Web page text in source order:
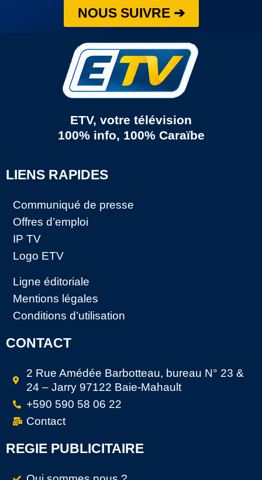
NOUS SUIVRE ➔
ETV, votre télévision
100% info, 100% Caraïbe
LIENS RAPIDES
Communiqué de presse
Offres d’emploi
IP TV
Logo ETV
Ligne éditoriale
Mentions légales
Conditions d’utilisation
CONTACT
2 Rue Amédée Barbotteau, bureau N° 23 &
24 – Jarry 97122 Baie-Mahault
+590 590 58 06 22
Contact
REGIE PUBLICITAIRE